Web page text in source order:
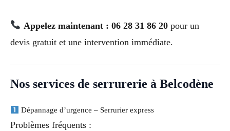
Appelez maintenant : 06 28 31 86 20pour un
devis gratuit et une intervention immédiate.
Nos services de serrurerie à Belcodène
Dépannage d’urgence – Serrurier express
Problèmes fréquents :